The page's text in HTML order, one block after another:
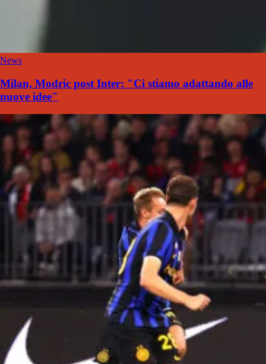
News
Milan, Modric post Inter: "Ci stiamo adattando alle
nuove idee"